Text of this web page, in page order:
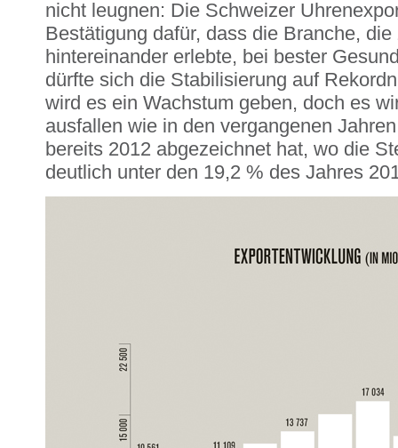
nicht leugnen: Die Schweizer
Bestätigung dafür, dass die Branche,
hintereinander erlebte, bei bester
dürfte sich die Stabilisierung auf
wird es ein Wachstum geben, doch es
ausfallen wie in den vergangenen
bereits 2012 abgezeichnet hat, wo die
deutlich unter den 19,2 % des Jahres